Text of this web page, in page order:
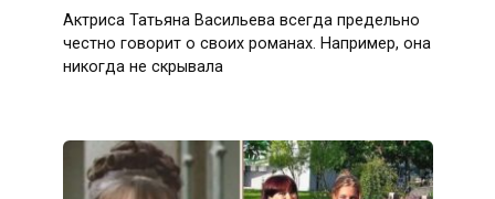
Актриса Татьяна Васильева всегда предельно
честно говорит о своих романах. Например, она
никогда не скрывала